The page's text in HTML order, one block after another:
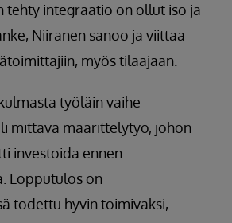
tehty integraatio on ollut iso ja
Niiranen sanoo ja viittaa
myös tilaajaan.
työläin vaihe
mittava määrittelytyö, johon
investoida ennen
Lopputulos on
todettu hyvin toimivaksi,